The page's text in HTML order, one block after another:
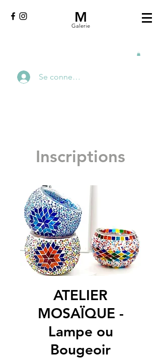
M
Galerie
Se connecter
Inscriptions
ATELIER
MOSAÏQUE -
Lampe ou
Bougeoir